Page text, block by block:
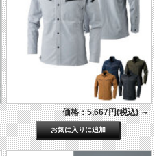
価格：5,667円(税込)～